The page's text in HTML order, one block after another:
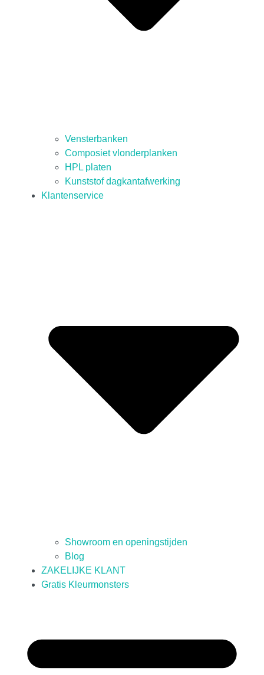
Vensterbanken
Composiet vlonderplanken
HPL platen
Kunststof dagkantafwerking
Klantenservice
Showroom en openingstijden
Blog
ZAKELIJKE KLANT
Gratis Kleurmonsters